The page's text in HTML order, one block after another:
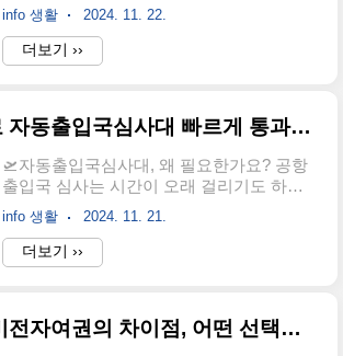
식사를 간단히 대체하고 싶을 때 최적의 선
이렇게 인기 있을까요?바로 체중 감량, 근육
제작된 이 차량은 첨단 기술과 혁신적인 디
자인을 겸비한 전기 SUV로, 현대차의 미래
비전을 반영합니다. 특히 E-GMP 플랫폼 기
이오닉9의 주요 특징 아이오닉9은 디자인,
보이는 모델입니다. 1️⃣ 혁신적인 디자인콘
셉트카 ‘세븐’의 완벽한 구현외관 디자인의
약 90%, 실내 디자인의 약 50%가 세븐을 그
인유려한 루프 라인과 후면 디자인으로 세
info 생활 2024. 11. 22.
더보기 ››
전자여권으로 자동출입국심사대 빠르게 통과하기 💳✈️
🛫자동출입국심사대, 왜 필요한가요? 공항
출입국 심사는 시간이 오래 걸리기도 하고,
여행을 떠나는 설렘 속에서 가장 스트레스
를 받는 순간 중 하나일 수 있습니다. ✈️ 하
지만 전자여권을 소지하고 있다면 자동출입
국심사대를 이용해 몇 초 만에 심사를 끝낼
법을 쉽고 빠르게 알려드릴게요! 😊 전자여
info 생활 2024. 11. 21.
더보기 ››
전자여권과 비전자여권의 차이점, 어떤 선택이 적합할까?